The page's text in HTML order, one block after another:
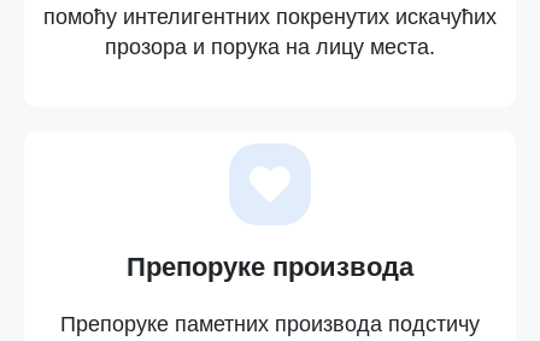
помоћу интелигентних покренутих искачућих
прозора и порука на лицу места.
Препоруке производа
Препоруке паметних производа подстичу